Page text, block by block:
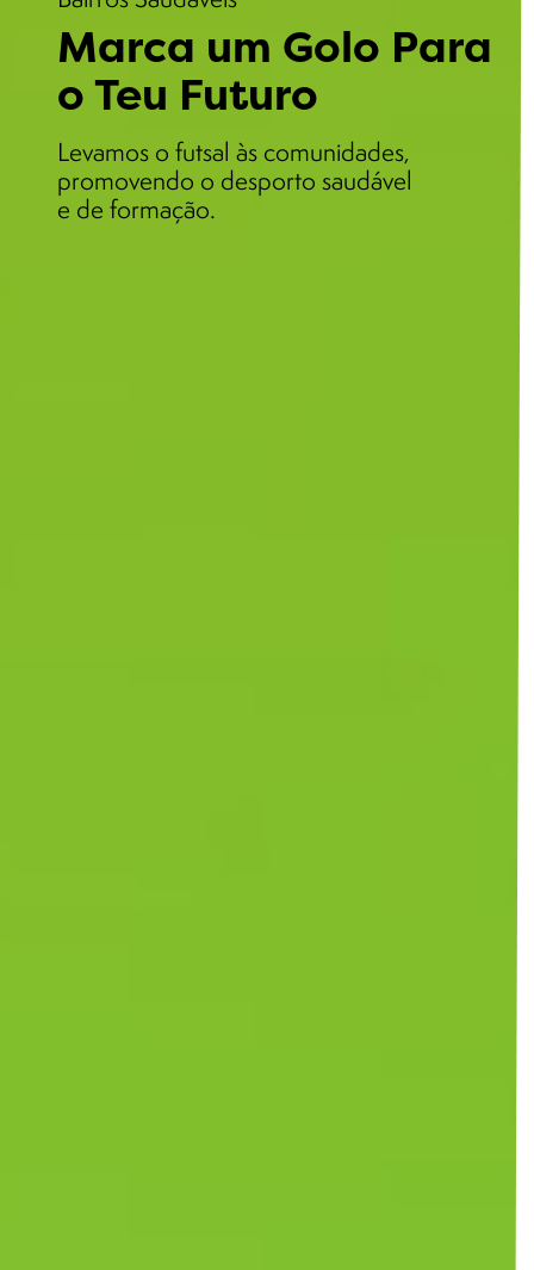
Marca um Golo Para
o Teu Futuro
Levamos o futsal às comunidades,
promovendo o desporto saudável
e de formação.